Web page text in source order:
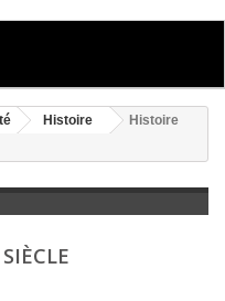
+
+
Histoire
Histoire